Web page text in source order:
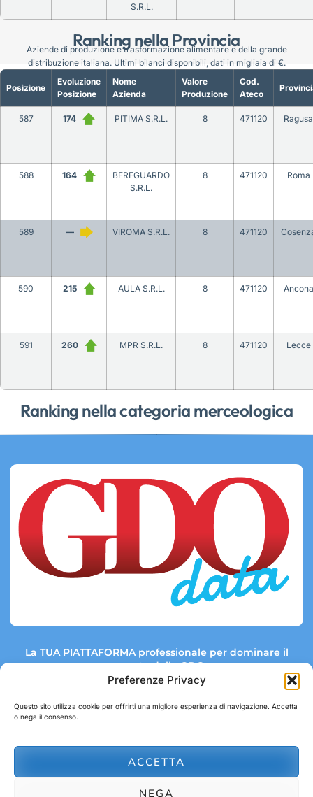
Preferenze Privacy
Questo sito utilizza cookie per offrirti una migliore esperienza di navigazione. Accetta
o nega il consenso.
ACCETTA
NEGA
Ranking nella Provincia
S.R.L.
Ranking nella categoria merceologica
Posizione
Evoluzione
Posizione
Nome
Azienda
Valore
Produzione
Cod.
Ateco
587 174 PITIMA S.R.L. 8 471120 Ragusa
588 164
BEREGUARDO
S.R.L.
8 471120 Roma
589 — VIROMA S.R.L. 8 471120
590 215 AULA S.R.L. 8 471120 Ancona
591 260 MPR S.R.L. 8 471120 Lecce
Aziende di produzione e trasformazione alimentare e della grande
distribuzione italiana. Ultimi bilanci disponibili, dati in migliaia di €.
La TUA PIATTAFORMA professionale per dominare il
mercato della GDO.
Link rapidi:
abbonamenti@gdodata.it